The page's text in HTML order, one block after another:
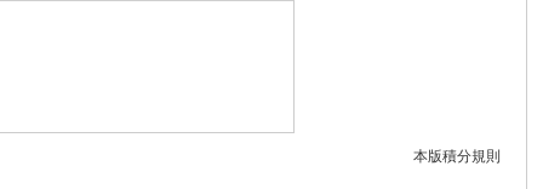
本版積分規則